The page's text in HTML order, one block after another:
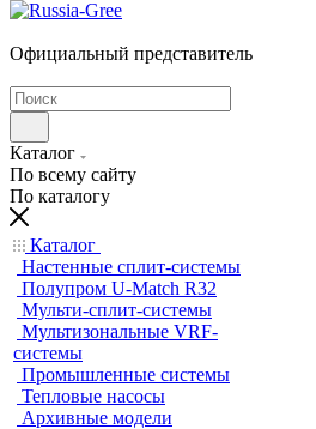
Официальный представитель
Каталог
По всему сайту
По каталогу
Каталог
Настенные сплит-системы
Полупром U-Match R32
Мульти-сплит-системы
Мультизональные VRF-
системы
Промышленные системы
Тепловые насосы
Архивные модели